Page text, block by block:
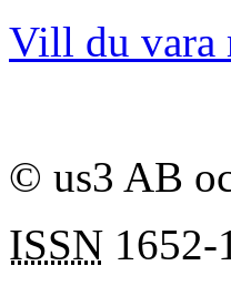
Vill du vara
© us3 AB
ISSN 1652-